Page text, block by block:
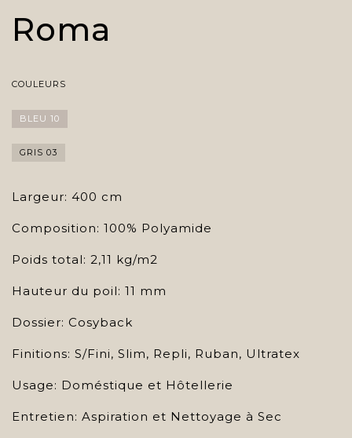
Roma
COULEURS
BLEU 10
GRIS 03
Largeur: 400 cm
Composition: 100% Polyamide
Poids total: 2,11 kg/m2
Hauteur du poil: 11 mm
Dossier: Cosyback
Finitions: S/Fini, Slim, Repli, Ruban, Ultratex
Usage: Doméstique et Hôtellerie
Entretien: Aspiration et Nettoyage à Sec